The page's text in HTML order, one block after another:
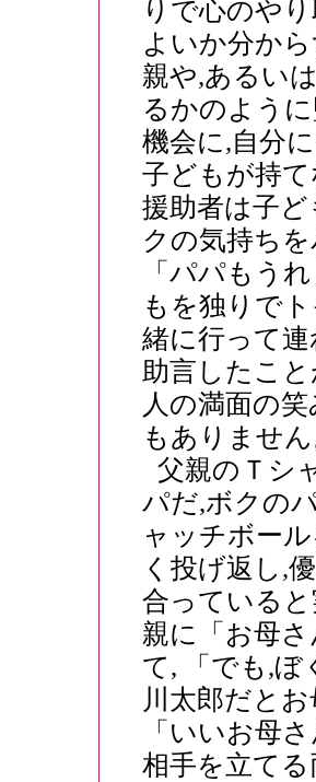
りで心のや
よいか分か
親や,あるい
るかのよう
機会に,自分
子どもが持
援助者は子
クの気持ち
「パパもう
もを独りで
緒に行って
助言したこ
人の満面の
もありません
父親のＴシ
パだ,ボクの
ャッチボー
く投げ返し,
合っている
親に「お母
て, 「でも,ぼ
川太郎だと
「いいお母
相手を立て